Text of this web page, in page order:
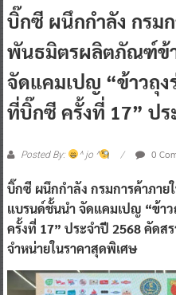
พันธมิตรผลิตภัณฑ์ข้า
จัดแคมเปญ “ข้าวถุง
ที่บิ๊กซี ครั้งที่ 17” ปร
Posted By: ^ jo ^ 0
บิ๊กซี ผนึกกำลัง กรมการค้าภา
ครั้งที่ 17” ประจำปี 2568 คัดส
จำหน่ายในราคาสุดพิเศษ